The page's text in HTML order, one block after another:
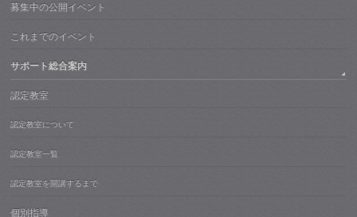
募集中の公開イベント
これまでのイベント
サポート総合案内
認定教室
認定教室について
認定教室一覧
認定教室を開講するまで
個別指導